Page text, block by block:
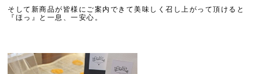
そして新商品が皆様にご案内できて美味しく召し上がって頂けると
『ほっ』と一息、一安心。